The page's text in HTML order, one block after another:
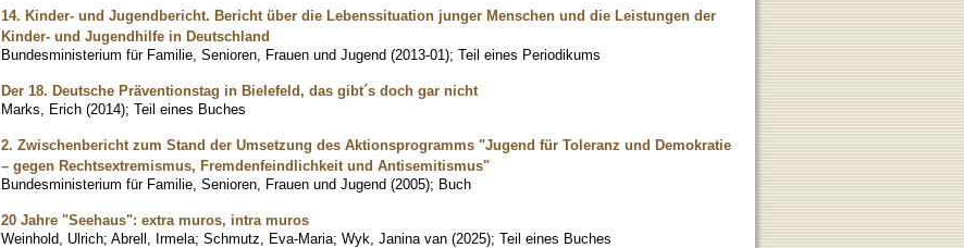
14. Kinder- und Jugendbericht. Bericht über die Lebenssituation junger Menschen und die Leistungen der
Kinder- und Jugendhilfe in Deutschland
Bundesministerium für Familie, Senioren, Frauen und Jugend (2013-01); Teil eines Periodikums
Der 18. Deutsche Präventionstag in Bielefeld, das gibt´s doch gar nicht
Marks, Erich (2014); Teil eines Buches
2. Zwischenbericht zum Stand der Umsetzung des Aktionsprogramms "Jugend für Toleranz und Demokratie
– gegen Rechtsextremismus, Fremdenfeindlichkeit und Antisemitismus"
Bundesministerium für Familie, Senioren, Frauen und Jugend (2005); Buch
20 Jahre "Seehaus": extra muros, intra muros
Weinhold, Ulrich; Abrell, Irmela; Schmutz, Eva-Maria; Wyk, Janina van (2025); Teil eines Buches